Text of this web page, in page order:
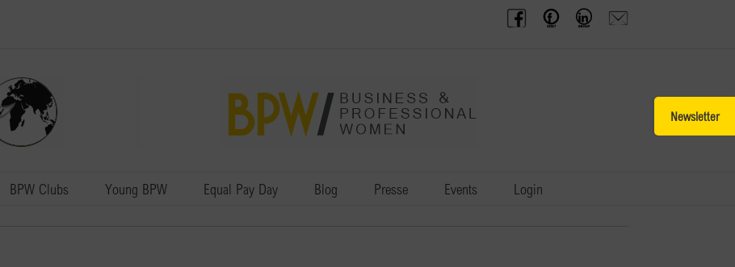
BPW
Austria
Offenes
Frauennetzwerk
BPW
Gruppe
Anfrage
schicken
BPW Clubs Young BPW Equal Pay Day Blog Presse Events Login
Sliding